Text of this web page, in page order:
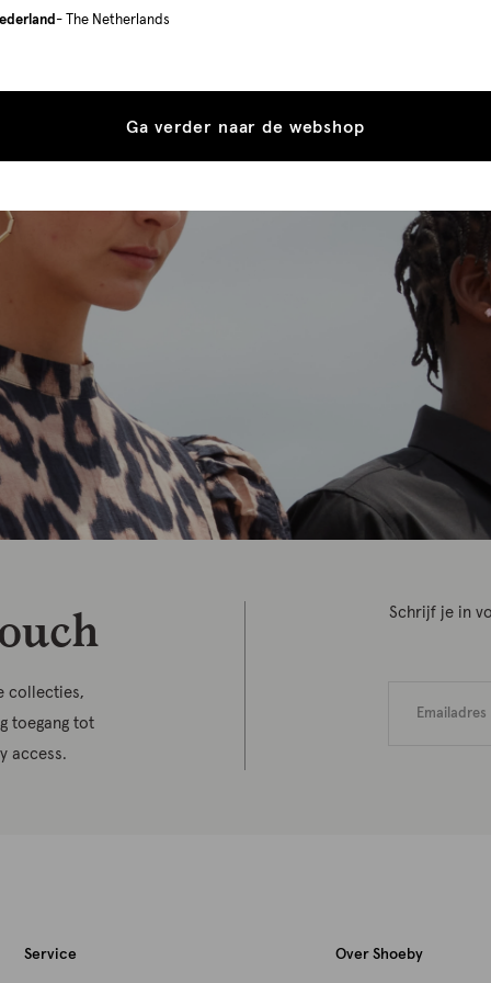
collecties,
toegang tot
access.
Schrijf je in
Service Over Shoeby
- The Netherlands
Ga verder naar de webshop